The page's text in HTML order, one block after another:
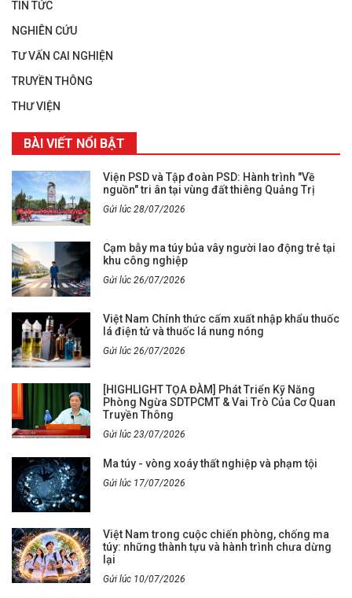
TIN TỨC
NGHIÊN CỨU
TƯ VẤN CAI NGHIỆN
TRUYỀN THÔNG
THƯ VIỆN
BÀI VIẾT NỔI BẬT
Viện PSD và Tập đoàn PSD: Hành trình "Về
nguồn" tri ân tại vùng đất thiêng Quảng Trị
Gửi lúc 28/07/2026
Cạm bẫy ma túy bủa vây người lao động trẻ tại
khu công nghiệp
Gửi lúc 26/07/2026
Việt Nam Chính thức cấm xuất nhập khẩu thuốc
lá điện tử và thuốc lá nung nóng
Gửi lúc 26/07/2026
[HIGHLIGHT TỌA ĐÀM] Phát Triển Kỹ Năng
Phòng Ngừa SDTPCMT & Vai Trò Của Cơ Quan
Truyền Thông
Gửi lúc 23/07/2026
Ma túy - vòng xoáy thất nghiệp và phạm tội
Gửi lúc 17/07/2026
Việt Nam trong cuộc chiến phòng, chống ma
túy: những thành tựu và hành trình chưa dừng
lại
Gửi lúc 10/07/2026